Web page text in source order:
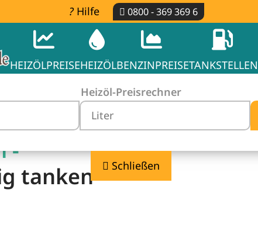
Hilfe 0800 - 369 369 6
HEIZÖLPREISEHEIZÖLBENZINPREISETANKSTELLEN
Heizöl-Preisrechner
Schließen
-
tanken